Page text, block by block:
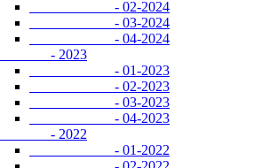
- 02-2024
- 03-2024
- 04-2024
- 2023
- 01-2023
- 02-2023
- 03-2023
- 04-2023
- 2022
- 01-2022